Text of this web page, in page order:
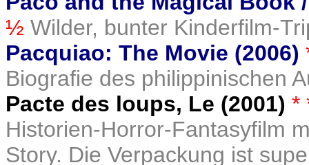
½ Wilder, bunter Kinderfilm-
Pacquiao: The Movie (2006)
Biografie des philippinischen
Pacte des loups, Le (2001) *
Historien-Horror-Fantasyfilm
Story. Die Verpackung ist